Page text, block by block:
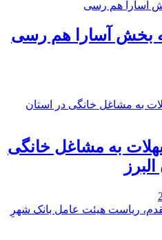
بخش آسارا هم رسی
به مشاغل خانگی